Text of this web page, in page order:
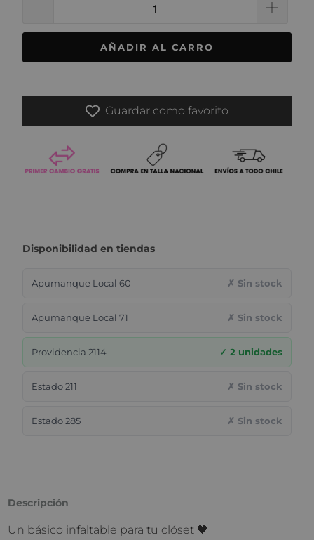
AÑADIR AL CARRO
Guardar como favorito
Disponibilidad en tiendas
Apumanque Local 60 ✗ Sin stock
Apumanque Local 71 ✗ Sin stock
Providencia 2114 ✓ 2 unidades
Estado 211 ✗ Sin stock
Estado 285 ✗ Sin stock
Descripción
Un básico infaltable para tu clóset 🖤